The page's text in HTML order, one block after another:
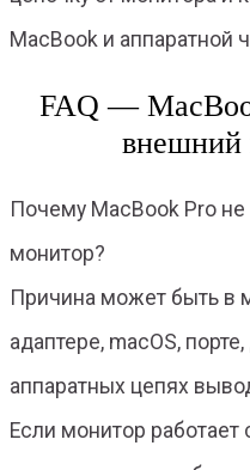
MacBook и аппаратной
FAQ —
внешний
Почему MacBook Pro
монитор?
Причина может быть в
адаптере, macOS,
аппаратных цепях
Если монитор работает